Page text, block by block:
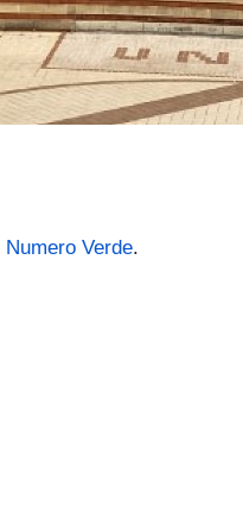
Numero Verde.